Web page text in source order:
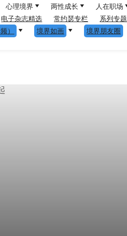
心理境界 两性成长 人在职场
电子杂志精选 常约瑟专栏 系列专题
） 境界如画 境界朋友圈